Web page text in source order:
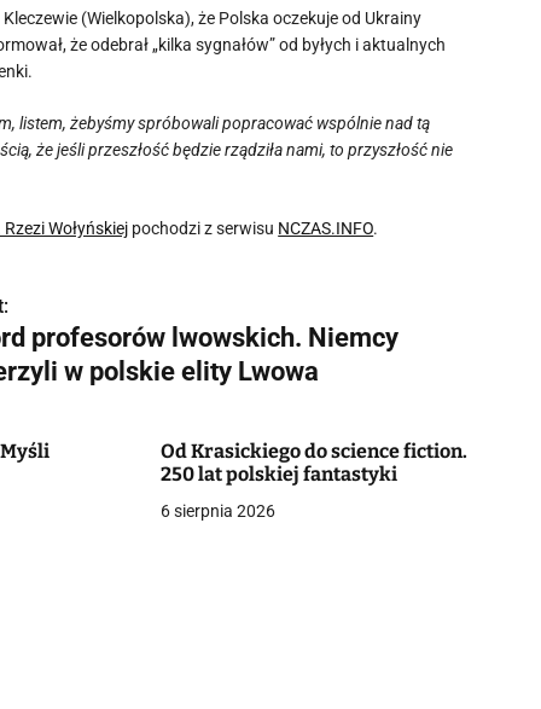
(Wielkopolska), że Polska oczekuje od Ukrainy
że odebrał „kilka sygnałów” od byłych i aktualnych
listem, żebyśmy spróbowali popracować wspólnie nad tą
że jeśli przeszłość będzie rządziła nami, to przyszłość nie
Wołyńskiej pochodzi z serwisu NCZAS.INFO.
profesorów lwowskich. Niemcy
w polskie elity Lwowa
Od Krasickiego do science fiction.
250 lat polskiej fantastyki
6 sierpnia 2026